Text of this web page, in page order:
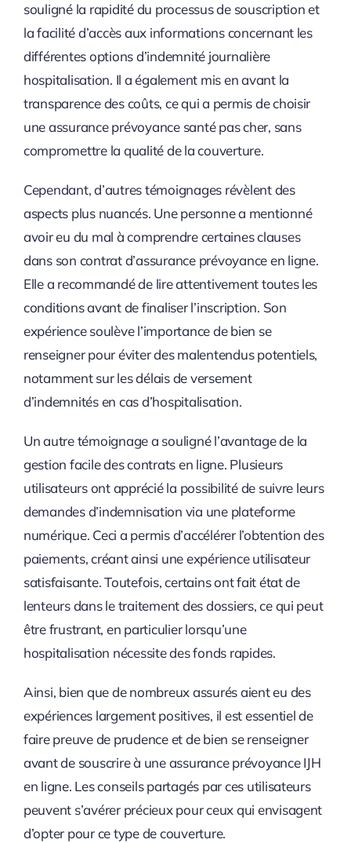
souligné la rapidité du processus de souscription et
la facilité d’accès aux informations concernant les
différentes options d’indemnité journalière
hospitalisation. Il a également mis en avant la
transparence des coûts, ce qui a permis de choisir
une assurance prévoyance santé pas cher, sans
compromettre la qualité de la couverture.
Cependant, d’autres témoignages révèlent des
aspects plus nuancés. Une personne a mentionné
avoir eu du mal à comprendre certaines clauses
dans son contrat d’assurance prévoyance en ligne.
Elle a recommandé de lire attentivement toutes les
conditions avant de finaliser l’inscription. Son
expérience soulève l’importance de bien se
renseigner pour éviter des malentendus potentiels,
notamment sur les délais de versement
d’indemnités en cas d’hospitalisation.
Un autre témoignage a souligné l’avantage de la
gestion facile des contrats en ligne. Plusieurs
utilisateurs ont apprécié la possibilité de suivre leurs
demandes d’indemnisation via une plateforme
numérique. Ceci a permis d’accélérer l’obtention des
paiements, créant ainsi une expérience utilisateur
satisfaisante. Toutefois, certains ont fait état de
lenteurs dans le traitement des dossiers, ce qui peut
être frustrant, en particulier lorsqu’une
hospitalisation nécessite des fonds rapides.
Ainsi, bien que de nombreux assurés aient eu des
expériences largement positives, il est essentiel de
faire preuve de prudence et de bien se renseigner
avant de souscrire à une assurance prévoyance IJH
en ligne. Les conseils partagés par ces utilisateurs
peuvent s’avérer précieux pour ceux qui envisagent
d’opter pour ce type de couverture.